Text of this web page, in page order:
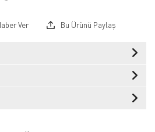
Ver Bu Ürünü Paylaş